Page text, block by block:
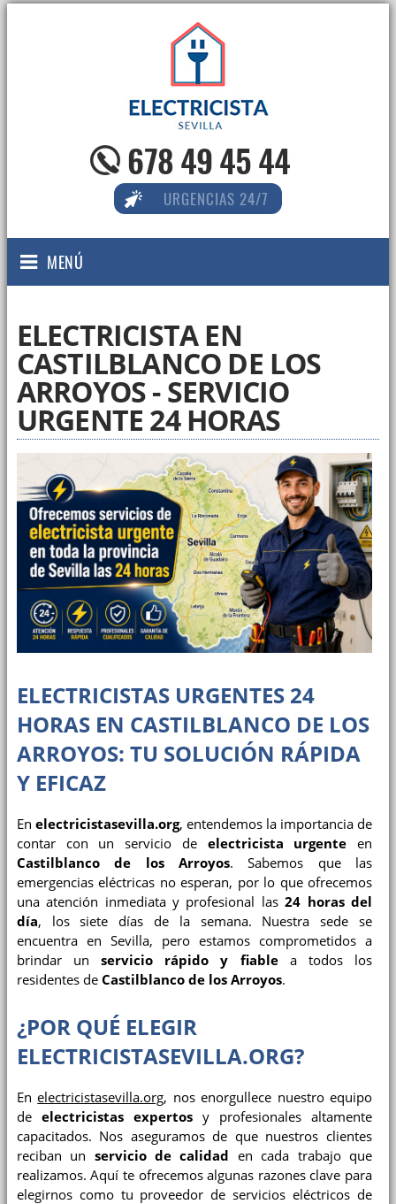
678 49 45 44
URGENCIAS 24/7
MENÚ
ELECTRICISTA EN
CASTILBLANCO DE LOS
ARROYOS - SERVICIO
URGENTE 24 HORAS
ELECTRICISTAS URGENTES 24
HORAS EN CASTILBLANCO DE LOS
ARROYOS: TU SOLUCIÓN RÁPIDA
Y EFICAZ
En electricistasevilla.org, entendemos la importancia de
contar con un servicio de electricista urgente en
Castilblanco de los Arroyos. Sabemos que las
emergencias eléctricas no esperan, por lo que ofrecemos
una atención inmediata y profesional las24 horas del
día, los siete días de la semana. Nuestra sede se
encuentra en Sevilla, pero estamos comprometidos a
brindar unservicio rápido y fiablea todos los
residentes de Castilblanco de los Arroyos.
¿POR QUÉ ELEGIR
ELECTRICISTASEVILLA.ORG?
Enelectricistasevilla.org, nos enorgullece nuestro equipo
de electricistas expertosy profesionales altamente
capacitados. Nos aseguramos de que nuestros clientes
reciban un servicio de calidad en cada trabajo que
realizamos. Aquí te ofrecemos algunas razones clave para
elegirnos como tu proveedor de servicios eléctricos de